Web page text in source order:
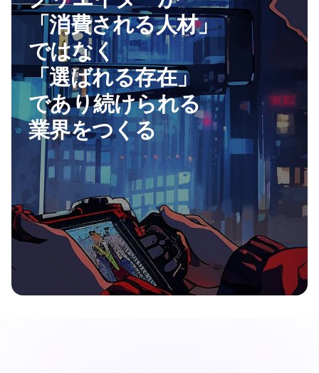
「消費される人材」
ではなく
「選ばれる存在」
であり続けられる
業界をつくる